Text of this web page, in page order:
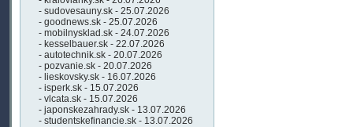
- sudovesauny.sk - 25.07.2026
- goodnews.sk - 25.07.2026
- mobilnysklad.sk - 24.07.2026
- kesselbauer.sk - 22.07.2026
- autotechnik.sk - 20.07.2026
- pozvanie.sk - 20.07.2026
- lieskovsky.sk - 16.07.2026
- isperk.sk - 15.07.2026
- vlcata.sk - 15.07.2026
- japonskezahrady.sk - 13.07.2026
- studentskefinancie.sk - 13.07.2026